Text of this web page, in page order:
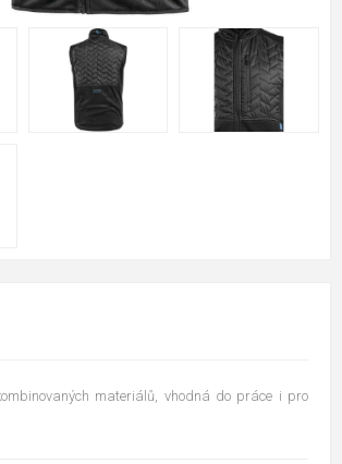
materiálů, vhodná do práce i pro